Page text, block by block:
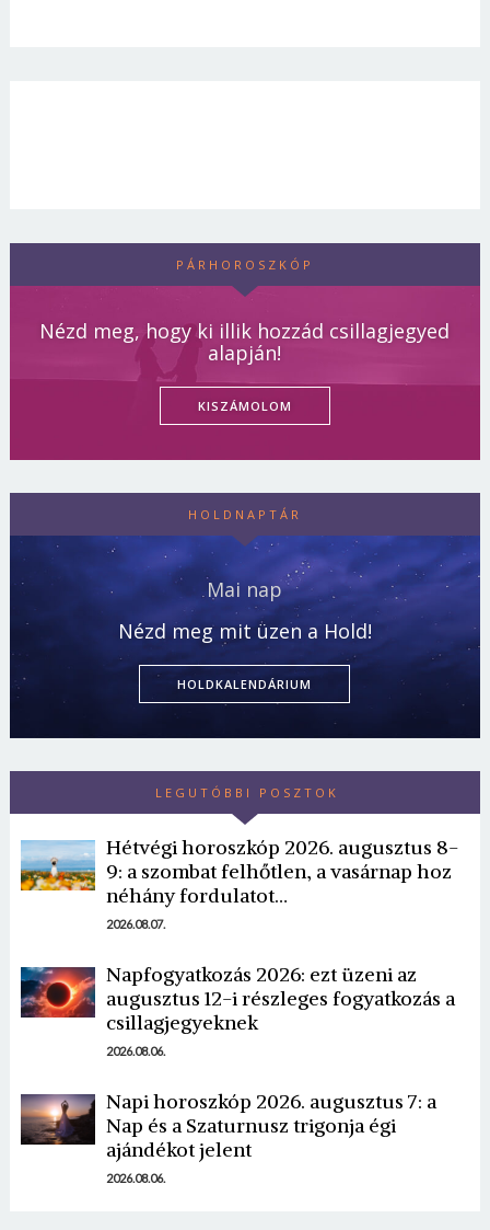
PÁRHOROSZKÓP
Nézd meg, hogy ki illik hozzád csillagjegyed
alapján!
KISZÁMOLOM
HOLDNAPTÁR
Mai nap
Nézd meg mit üzen a Hold!
HOLDKALENDÁRIUM
LEGUTÓBBI POSZTOK
Hétvégi horoszkóp 2026. augusztus 8-
9: a szombat felhőtlen, a vasárnap hoz
néhány fordulatot…
2026.08.07.
Napfogyatkozás 2026: ezt üzeni az
augusztus 12-i részleges fogyatkozás a
csillagjegyeknek
2026.08.06.
Napi horoszkóp 2026. augusztus 7: a
Nap és a Szaturnusz trigonja égi
ajándékot jelent
2026.08.06.
Borsonline bejelentkezés
E-mail cím vagy felhasználónév
Jelszó